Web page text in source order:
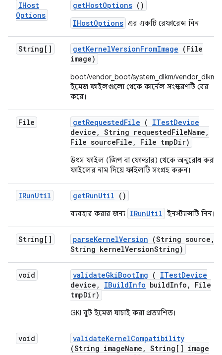
IHost
Options
getHostOptions ()
IHostOptions এর একটি রেফারেন্স নিন
String[] getKernelVersionFromImage (File
image)
boot/vendor_boot/system_dlkm/vendor_dlkm
ইমেজ ফাইলগুলো থেকে কার্নেল সংস্করণটি বের
করে।
File getRequestedFile ( ITestDevice
device , String requestedFileName ,
File sourceFile , File tmpDir)
উৎস ফাইল (জিপ বা ফোল্ডার) থেকে অনুরোধ করা
ফাইলের নাম দিয়ে ফাইলটি সংগ্রহ করুন।
IRunUtil getRunUtil ()
ব্যবহার করার জন্য IRunUtil ইনস্ট্যান্সটি নিন।
String[] parseKernelVersion (String source ,
String kernelVersionString)
void validateGkiBootImg ( ITestDevice
device , IBuildInfo buildInfo ,
File
tmpDir)
GKI বুট ইমেজ যাচাই করা প্রত্যাশিত।
void validateKernelCompatibility
(String imageName , String[] image